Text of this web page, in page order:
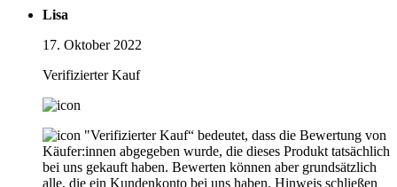
Lisa
17. Oktober 2022
Verifizierter Kauf
"Verifizierter Kauf“ bedeutet, dass die Bewertung von
Käufer:innen abgegeben wurde, die dieses Produkt tatsächlich
bei uns gekauft haben. Bewerten können aber grundsätzlich
alle, die ein Kundenkonto bei uns haben. Hinweis schließen